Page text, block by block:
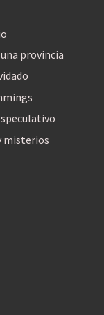
provincia
misterios